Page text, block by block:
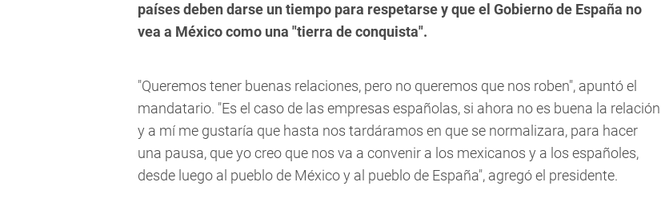
países deben darse un tiempo para respetarse y que el Gobierno de España no
vea a México como una "tierra de conquista".
"Queremos tener buenas relaciones, pero no queremos que nos roben", apuntó el
mandatario. "Es el caso de las empresas españolas, si ahora no es buena la relación
y a mí me gustaría que hasta nos tardáramos en que se normalizara, para hacer
una pausa, que yo creo que nos va a convenir a los mexicanos y a los españoles,
desde luego al pueblo de México y al pueblo de España", agregó el presidente.